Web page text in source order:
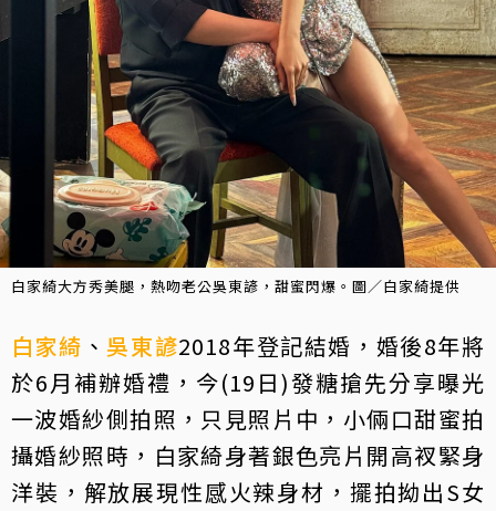
白家綺大方秀美腿，熱吻老公吳東諺，甜蜜閃爆。圖／白家綺提供
白家綺 、 吳東諺2018年登記結婚，婚後8年將
於6月補辦婚禮，今(19日)發糖搶先分享曝光
一波婚紗側拍照，只見照片中，小倆口甜蜜拍
攝婚紗照時，白家綺身著銀色亮片開高衩緊身
洋裝，解放展現性感火辣身材，擺拍拗出S女